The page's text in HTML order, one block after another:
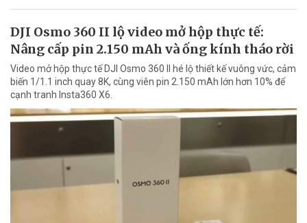
DJI Osmo 360 II lộ video mở hộp thực tế:
Nâng cấp pin 2.150 mAh và ống kính tháo rời
Video mở hộp thực tế DJI Osmo 360 II hé lộ thiết kế vuông vức, cảm
biến 1/1.1 inch quay 8K, cùng viên pin 2.150 mAh lớn hơn 10% để
cạnh tranh Insta360 X6.